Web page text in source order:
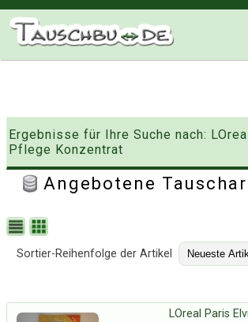
Ergebnisse für Ihre Suche nach:
Pflege Konzentrat
Angebotene
Sortier-Reihenfolge der Artikel
LOreal Paris